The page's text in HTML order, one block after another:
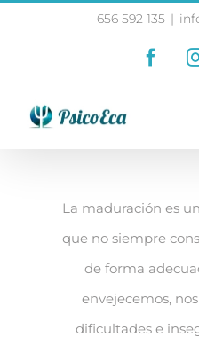
656 592 135 |
La maduración es
que no siempre
de forma
envejecemos,
dificultades e